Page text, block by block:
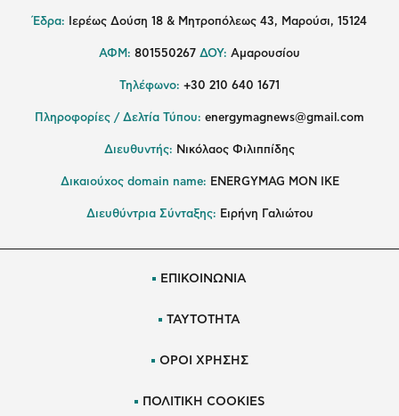
Έδρα: Ιερέως Δούση 18 & Μητροπόλεως 43, Μαρούσι, 15124
ΑΦΜ: 801550267 ΔΟΥ: Αμαρουσίου
Τηλέφωνο: +30 210 640 1671
Πληροφορίες / Δελτία Τύπου: energymagnews@gmail.com
Διευθυντής: Νικόλαος Φιλιππίδης
Δικαιούχος domain name: ENERGYMAG ΜΟΝ ΙΚΕ
Διευθύντρια Σύνταξης: Ειρήνη Γαλιώτου
ΕΠΙΚΟΙΝΩΝΙΑ
ΤΑΥΤΟΤΗΤΑ
ΟΡΟΙ ΧΡΗΣΗΣ
ΠΟΛΙΤΙΚΗ COOKIES